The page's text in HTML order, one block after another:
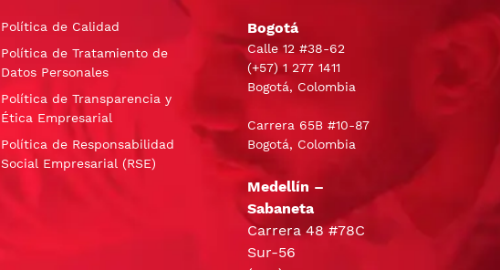
Política de Calidad
Política de Tratamiento de
Datos Personales
Política de Transparencia y
Ética Empresarial
Política de Responsabilidad
Social Empresarial (RSE)
Bogotá
Calle 12 #38-62
(+57)1 277 1411
Bogotá, Colombia
Carrera 65B #10-87
Bogotá, Colombia
Medellín –
Sabaneta
Carrera 48 #78C
Sur-56